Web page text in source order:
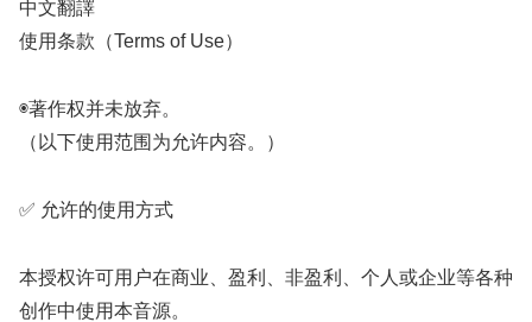
中文翻譯
使用条款（Terms of Use）
◉著作权并未放弃。
（以下使用范围为允许内容。）
✅ 允许的使用方式
本授权许可用户在商业、盈利、非盈利、个人或企业等各种
创作中使用本音源。